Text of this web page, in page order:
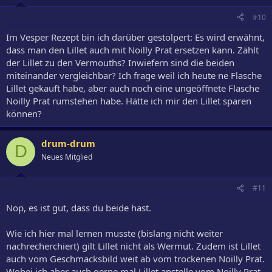
#10
Im Vesper Rezept bin ich darüber gestolpert: Es wird erwähnt,
dass man den Lillet auch mit Noilly Prat ersetzen kann. Zählt
der Lillet zu den Vermouths? Inwiefern sind die beiden
miteinander vergleichbar? Ich frage weil ich heute ne Flasche
Lillet gekauft habe, aber auch noch eine ungeöffnete Flasche
Noilly Prat rumstehen habe. Hätte ich mir den Lillet sparen
können?
D drum-drum
Neues Mitglied
#11
Nop, es ist gut, dass du beide hast.
Wie ich hier mal lernen musste (bislang nicht weiter
nachrecherchiert) gilt Lillet nicht als Wermut. Zudem ist Lillet
auch vom Geschmacksbild weit ab vom trockenen Noilly Prat.